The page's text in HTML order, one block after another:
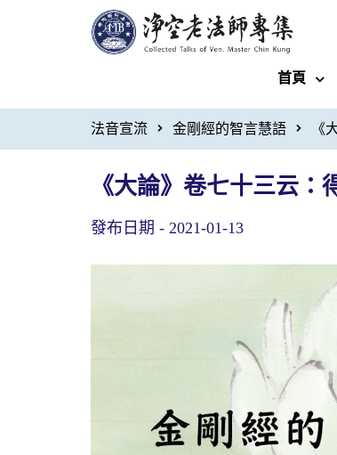
首頁
法音宣流 金剛經的智言慧語 《
《大論》卷七十三云
發布日期 - 2021-01-13